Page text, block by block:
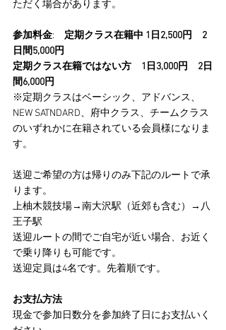
ただく場合があります。
参加料金: 定期クラス在籍中 1日2,500円　2
日間5,000円
定期クラス在籍ではない方　1日3,000円　2日
間6,000円
※定期クラスはベーシック、アドバンス、
NEW SATNDARD、府中クラス、チームクラス
のいずれかに在籍されている会員様になりま
す。
送迎ご希望の方は帰りのみ下記のルートで承
ります。
上柚木競技場→南大沢駅（近郊も含む）→八
王子駅
送迎ルートの間でご自宅が近い場合、お近く
で乗り降りも可能です。
送迎定員は4名です。先着順です。
お支払方法
現金で参加日数分を参加終了日にお支払いく